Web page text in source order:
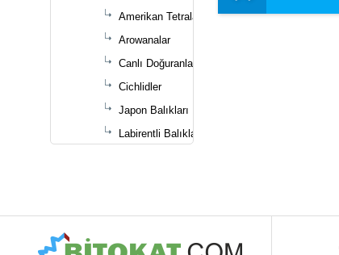
Amerikan Tetraları
Arowanalar
Canlı Doğuranlar
Cichlidler
Japon Balıkları
Labirentli Balıklar